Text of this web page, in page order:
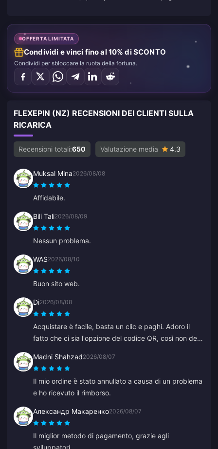
OFFERTA LIMITATA
Condividi e vinci fino al 10% di SCONTO
Condividi per sbloccare la ruota della fortuna.
FLEXEPIN (NZ) RECENSIONI DEI CLIENTI SULLA
RICARICA
Recensioni totali:650 Valutazione media 4.3
Muksal Mina2026/08/08
Affidabile.
Bili Tali2026/08/09
Nessun problema.
WAS2026/08/10
Buon sito web.
Di2026/08/08
Acquistare è facile, basta un clic e paghi. Adoro il
fatto che ci sia l'opzione del codice QR, così non devi
Madni Shahzad2026/08/07
Il mio ordine è stato annullato a causa di un problema
e ho ricevuto il rimborso.
Александр Макаренко2026/08/07
Il miglior metodo di pagamento, grazie agli
sviluppatori.